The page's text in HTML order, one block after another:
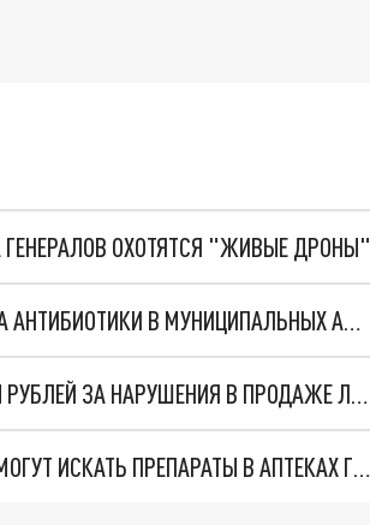
ОХОТЯТСЯ "ЖИВЫЕ ДРОНЫ"
МЭРИЯ НОВОСИБИРСКА ОБЪЯСНИЛА ВЫСОКИЕ ЦЕНЫ НА АНТИБИОТИКИ В МУНИЦИПАЛЬНЫХ АПТЕКАХ
АПТЕКИ НОВОСИБИРСКА ОШТРАФОВАЛИ НА 600 ТЫСЯЧ РУБЛЕЙ ЗА НАРУШЕНИЯ В ПРОДАЖЕ ЛЕКАРСТВ
НОВОСИБИРЦЫ ПРИ ПОМОЩИ ГОРЯЧЕЙ ЛИНИИ «112» СМОГУТ ИСКАТЬ ПРЕПАРАТЫ В АПТЕКАХ ГОРОДА